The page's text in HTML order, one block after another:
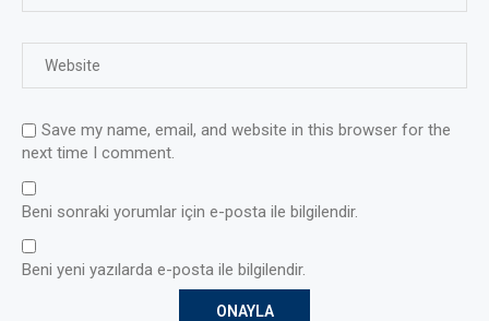
Save my name, email, and website in this browser for the
next time I comment.
Beni sonraki yorumlar için e-posta ile bilgilendir.
Beni yeni yazılarda e-posta ile bilgilendir.